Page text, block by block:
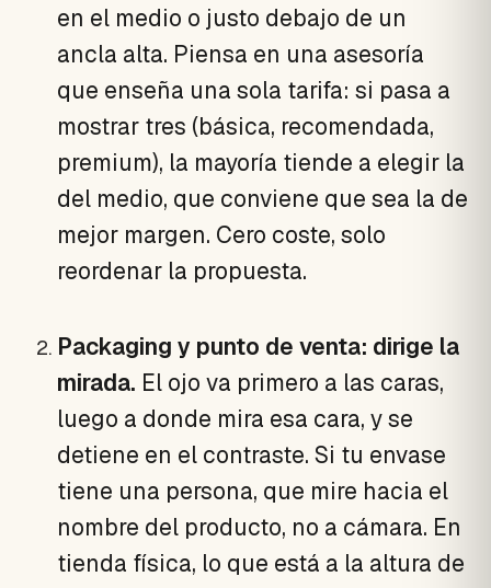
en el medio o justo debajo de un
ancla alta. Piensa en una asesoría
que enseña una sola tarifa: si pasa a
mostrar tres (básica, recomendada,
premium), la mayoría tiende a elegir la
del medio, que conviene que sea la de
mejor margen. Cero coste, solo
reordenar la propuesta.
Packaging y punto de venta: dirige la
mirada. El ojo va primero a las caras,
luego a donde mira esa cara, y se
detiene en el contraste. Si tu envase
tiene una persona, que mire hacia el
nombre del producto, no a cámara. En
tienda física, lo que está a la altura de